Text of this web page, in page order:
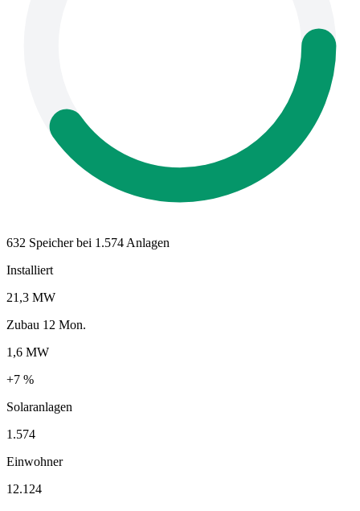
632 Speicher bei 1.574 Anlagen
Installiert
21,3 MW
Zubau 12 Mon.
1,6 MW
+7 %
Solaranlagen
1.574
Einwohner
12.124